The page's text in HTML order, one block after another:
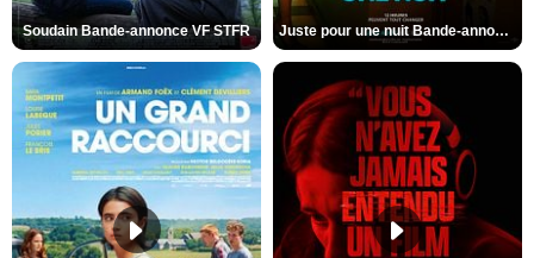
Soudain Bande-annonce VF STFR Juste pour une nuit Bande-annonce VO STFR